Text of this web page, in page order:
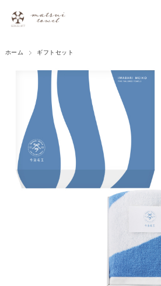
ホーム ギフトセット